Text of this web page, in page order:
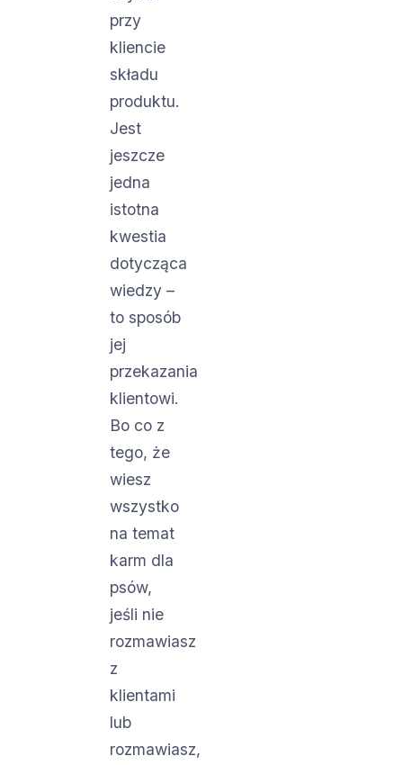
przy
kliencie
składu
produktu.
Jest
jeszcze
jedna
istotna
kwestia
dotycząca
wiedzy –
to sposób
jej
przekazania
klientowi.
Bo co z
tego, że
wiesz
wszystko
na temat
karm dla
psów,
jeśli nie
rozmawiasz
z
klientami
lub
rozmawiasz,